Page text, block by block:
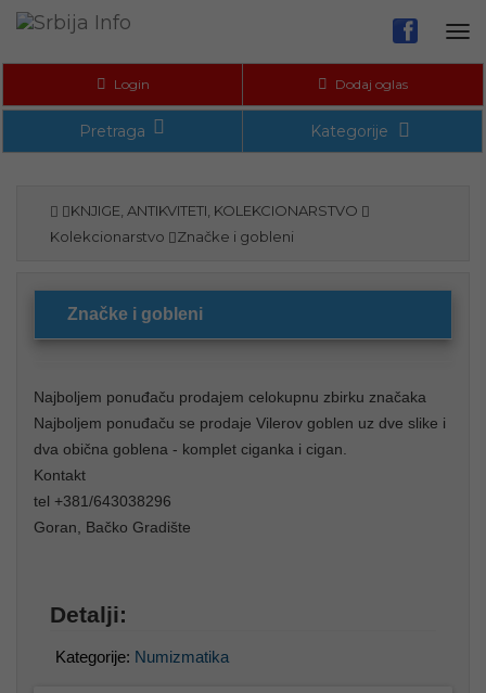
Login Dodaj oglas
Pretraga Kategorije
KNJIGE, ANTIKVITETI, KOLEKCIONARSTVO
Kolekcionarstvo
Značke i gobleni
Značke i gobleni
Najboljem ponuđaču prodajem celokupnu zbirku značaka
Najboljem ponuđaču se prodaje Vilerov goblen uz dve slike i
dva obična goblena - komplet ciganka i cigan.
Kontakt
tel +381/643038296
Goran, Bačko Gradište
Detalji:
Kategorije: Numizmatika